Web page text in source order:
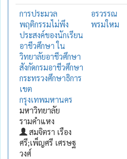
การประมวล
พฤติกรรมไม่พึง
ประสงค์ของนักเรียน
อาชีวศึกษา ใน
วิทยาลัยอาชีวศึกษา
สังกัดกรมอาชีวศึกษา
กระทรวงศึกษาธิการ
เขต
กรุงเทพมหานคร
มหาวิทยาลัย
รามคำแหง
สมจิตรา เรือง
ศรี;เพ็ญศรี เศรษฐ
วงศ์
อรวรรณ
พรมใหม